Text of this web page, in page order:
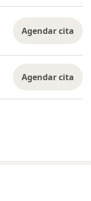
Agendar cita
Agendar cita